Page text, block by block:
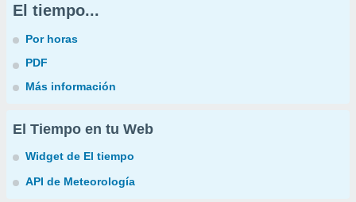
El tiempo...
Por horas
PDF
Más información
El Tiempo en tu Web
Widget de El tiempo
API de Meteorología